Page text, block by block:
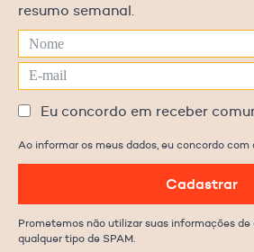
resumo semanal.
Eu concordo em receber
Ao informar os meus dados, eu concordo
Cadastrar
Prometemos não utilizar suas informações
qualquer tipo de SPAM.